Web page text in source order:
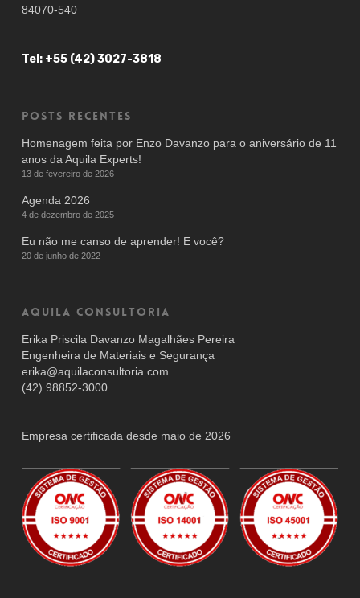
84070-540
Tel: +55 (42) 3027-3818
Posts recentes
Homenagem feita por Enzo Davanzo para o aniversário de 11
anos da Aquila Experts!
13 de fevereiro de 2026
Agenda 2026
4 de dezembro de 2025
Eu não me canso de aprender! E você?
20 de junho de 2022
AQUILA CONSULTORIA
Erika Priscila Davanzo Magalhães Pereira
Engenheira de Materiais e Segurança
erika@aquilaconsultoria.com
(42) 98852-3000
Empresa certificada desde maio de 2026